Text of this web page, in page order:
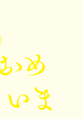
め
ま